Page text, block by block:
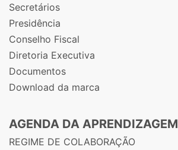
Secretários
Presidência
Conselho Fiscal
Diretoria Executiva
Documentos
Download da marca
AGENDA DA APRENDIZAGEM
REGIME DE COLABORAÇÃO